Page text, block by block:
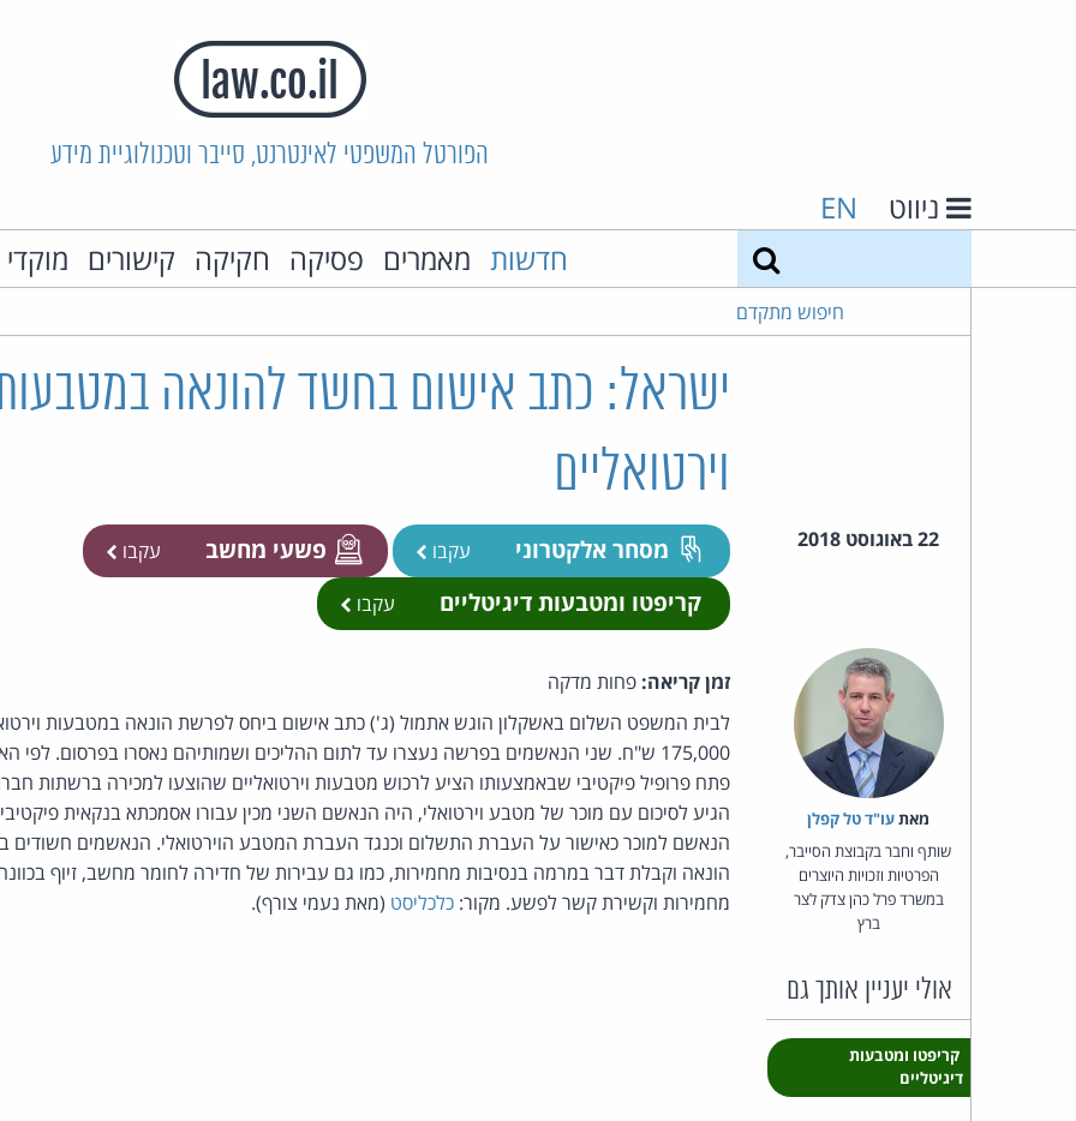
הפורטל המשפטי לאינטרנט, סייבר וטכנולוגיית מידע
ניווט EN
חדשות מאמרים פסיקה חקיקה קישורים
חיפוש מתקדם
ישראל: כתב אישום בחשד להונאה
וירטואליים
22 באוגוסט 2018 מסחר אלקטרוני עקבו פשעי מחשב עקבו
קריפטו ומטבעות דיגיטליים עקבו
מאת‏עו"ד טל קפלן
שותף וחבר בקבוצת הסייבר,
הפרטיות וזכויות היוצרים
במשרד פרל כהן צדק לצר
ברץ
אולי יעניין אותך גם
קריפטו ומטבעות
דיגיטליים
זמן קריאה: פחות מדקה
לבית המשפט השלום באשקלון הוגש אתמול (ג') כתב אישום ביחס לפרשת הונאה במטבעות
175,000 ש"ח. שני הנאשמים בפרשה נעצרו עד לתום ההליכים ושמותיהם נאסרו בפרסום.
פתח פרופיל פיקטיבי שבאמצעותו הציע לרכוש מטבעות וירטואליים שהוצעו למכירה ברשתות
הגיע לסיכום עם מוכר של מטבע וירטואלי, היה הנאשם השני מכין עבורו אסמכתא בנקאית
הנאשם למוכר כאישור על העברת התשלום וכנגד העברת המטבע הוירטואלי. הנאשמים
הונאה וקבלת דבר במרמה בנסיבות מחמירות, כמו גם עבירות של חדירה לחומר מחשב, זיוף
מחמירות וקשירת קשר לפשע. מקור: כלכליסט (מאת נעמי צורף).